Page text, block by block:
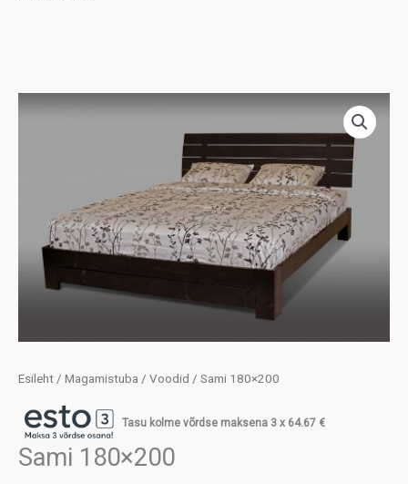
Esileht / Magamistuba / Voodid / Sami 180×200
Tasu kolme võrdse maksena 3 x 64.67 €
Sami 180×200